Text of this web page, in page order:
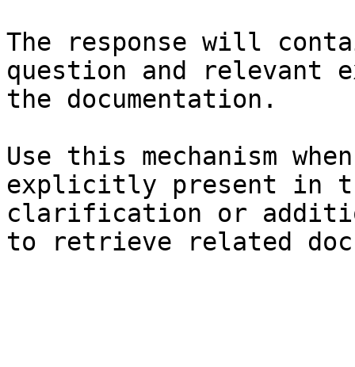
The response will
question and relevant
the documentation.
Use this mechanism
explicitly present in
clarification or